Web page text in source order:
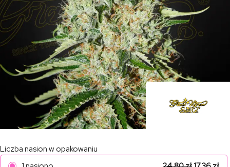
Liczba nasion w opakowaniu